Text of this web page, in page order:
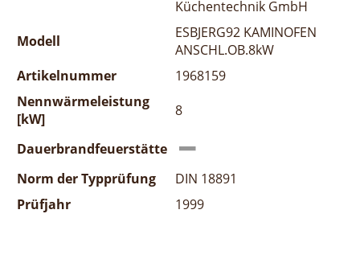
Küchentechnik GmbH
Modell
ESBJERG92 KAMINOFEN
ANSCHL.OB.8kW
Artikelnummer
1968159
Nennwärmeleistung
[kW]
8
Dauerbrandfeuerstätte
Norm der Typprüfung
DIN 18891
Prüfjahr
1999